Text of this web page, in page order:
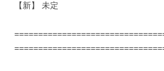
【新】 未定